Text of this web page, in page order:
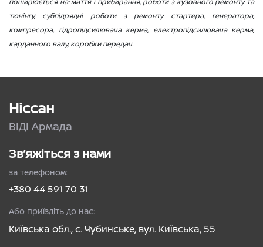
тюнінгу, субпідрядні роботи з ремонту стартера, генератора,
компресора, гідропідсилювача керма, електропідсилювача керма,
карданного валу, коробки передач.
Ніссан
ВІДІ Армада
Зв’яжіться з нами
за телефоном:
+380 44 591 70 31
Або приїздіть до нас:
Київська обл., с. Чубинське, вул. Київська, 55